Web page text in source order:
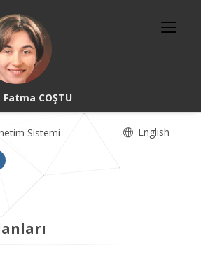
Fatma COŞTU
Sistemi English